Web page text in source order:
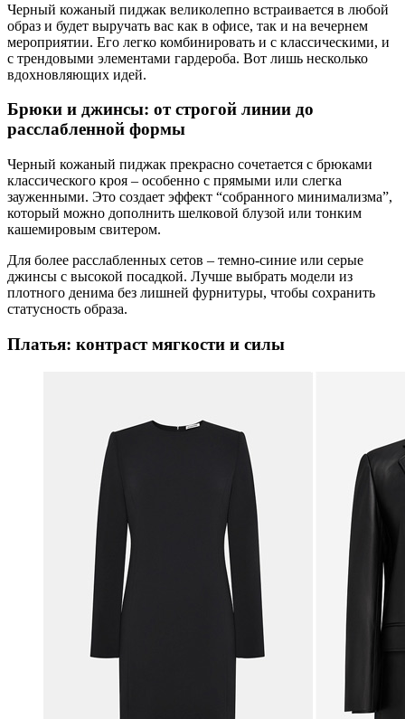
Черный кожаный пиджак великолепно встраивается в любой
образ и будет выручать вас как в офисе, так и на вечернем
мероприятии. Его легко комбинировать и с классическими, и
с трендовыми элементами гардероба. Вот лишь несколько
вдохновляющих идей.
Брюки и джинсы: от строгой линии до
расслабленной формы
Черный кожаный пиджак прекрасно сочетается с брюками
классического кроя – особенно с прямыми или слегка
зауженными. Это создает эффект “собранного минимализма”,
который можно дополнить шелковой блузой или тонким
кашемировым свитером.
Для более расслабленных сетов – темно-синие или серые
джинсы с высокой посадкой. Лучше выбрать модели из
плотного денима без лишней фурнитуры, чтобы сохранить
статусность образа.
Платья: контраст мягкости и силы